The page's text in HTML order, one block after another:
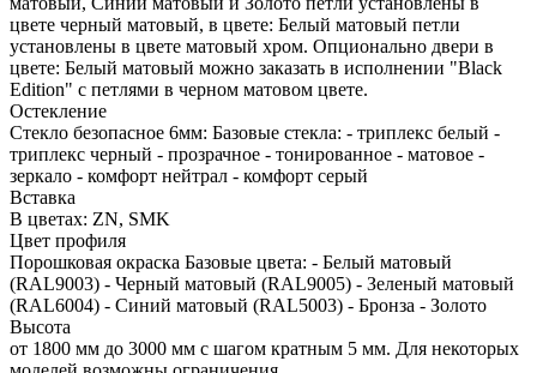
цвете черный матовый, в цвете: Белый матовый петли
установлены в цвете матовый хром. Опционально двери в
цвете: Белый матовый можно заказать в исполнении "Black
Edition" с петлями в черном матовом цвете.
Остекление
Стекло безопасное 6мм: Базовые стекла: - триплекс белый -
триплекс черный - прозрачное - тонированное - матовое -
зеркало - комфорт нейтрал - комфорт серый
Вставка
В цветах: ZN, SMK
Цвет профиля
Порошковая окраска Базовые цвета: - Белый матовый
(RAL9003) - Черный матовый (RAL9005) - Зеленый матовый
(RAL6004) - Синий матовый (RAL5003) - Бронза - Золото
Высота
от 1800 мм до 3000 мм с шагом кратным 5 мм. Для некоторых